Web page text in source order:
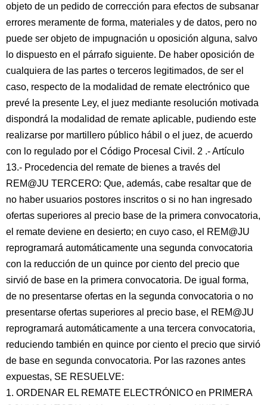
objeto de un pedido de corrección para efectos de subsanar
errores meramente de forma, materiales y de datos, pero no
puede ser objeto de impugnación u oposición alguna, salvo
lo dispuesto en el párrafo siguiente. De haber oposición de
cualquiera de las partes o terceros legitimados, de ser el
caso, respecto de la modalidad de remate electrónico que
prevé la presente Ley, el juez mediante resolución motivada
dispondrá la modalidad de remate aplicable, pudiendo este
realizarse por martillero público hábil o el juez, de acuerdo
con lo regulado por el Código Procesal Civil. 2 .- Artículo
13.- Procedencia del remate de bienes a través del
REM@JU TERCERO: Que, además, cabe resaltar que de
no haber usuarios postores inscritos o si no han ingresado
ofertas superiores al precio base de la primera convocatoria,
el remate deviene en desierto; en cuyo caso, el REM@JU
reprogramará automáticamente una segunda convocatoria
con la reducción de un quince por ciento del precio que
sirvió de base en la primera convocatoria. De igual forma,
de no presentarse ofertas en la segunda convocatoria o no
presentarse ofertas superiores al precio base, el REM@JU
reprogramará automáticamente a una tercera convocatoria,
reduciendo también en quince por ciento el precio que sirvió
de base en segunda convocatoria. Por las razones antes
expuestas, SE RESUELVE:
1. ORDENAR EL REMATE ELECTRÓNICO en PRIMERA